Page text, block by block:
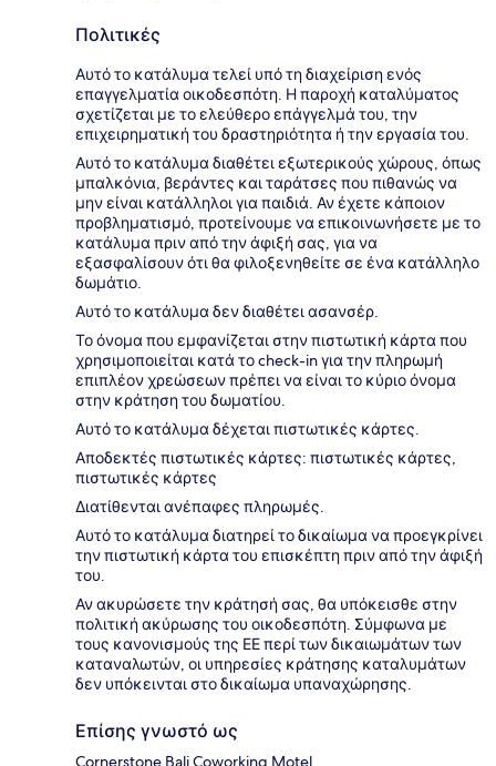
Πολιτικές
Αυτό το κατάλυμα τελεί υπό τη διαχείριση ενός
επαγγελματία οικοδεσπότη. Η παροχή καταλύματος
σχετίζεται με το ελεύθερο επάγγελμά του, την
επιχειρηματική του δραστηριότητα ή την εργασία του.
Αυτό το κατάλυμα διαθέτει εξωτερικούς χώρους, όπως
μπαλκόνια, βεράντες και ταράτσες που πιθανώς να
μην είναι κατάλληλοι για παιδιά. Αν έχετε κάποιον
προβληματισμό, προτείνουμε να επικοινωνήσετε με το
κατάλυμα πριν από την άφιξή σας, για να
εξασφαλίσουν ότι θα φιλοξενηθείτε σε ένα κατάλληλο
δωμάτιο.
Αυτό το κατάλυμα δεν διαθέτει ασανσέρ.
Το όνομα που εμφανίζεται στην πιστωτική κάρτα που
χρησιμοποιείται κατά το check-in για την πληρωμή
επιπλέον χρεώσεων πρέπει να είναι το κύριο όνομα
στην κράτηση του δωματίου.
Αυτό το κατάλυμα δέχεται πιστωτικές κάρτες.
Αποδεκτές πιστωτικές κάρτες: πιστωτικές κάρτες,
πιστωτικές κάρτες
Διατίθενται ανέπαφες πληρωμές.
Αυτό το κατάλυμα διατηρεί το δικαίωμα να προεγκρίνει
την πιστωτική κάρτα του επισκέπτη πριν από την άφιξή
του.
Αν ακυρώσετε την κράτησή σας, θα υπόκεισθε στην
πολιτική ακύρωσης του οικοδεσπότη. Σύμφωνα με
τους κανονισμούς της ΕΕ περί των δικαιωμάτων των
καταναλωτών, οι υπηρεσίες κράτησης καταλυμάτων
δεν υπόκεινται στο δικαίωμα υπαναχώρησης.
Επίσης γνωστό ως
Cornerstone Bali Coworking Motel